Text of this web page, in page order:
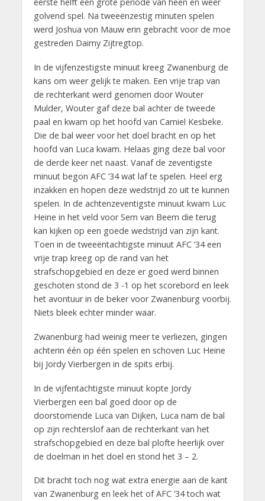
golvend spel. Na tweeënzestig minuten spelen
werd Joshua von Mauw erin gebracht voor de moe
gestreden Daimy Zijtregtop.
In de vijfenzestigste minuut kreeg Zwanenburg de
kans om weer gelijk te maken. Een vrije trap van
de rechterkant werd genomen door Wouter
Mulder, Wouter gaf deze bal achter de tweede
paal en kwam op het hoofd van Camiel Kesbeke.
Die de bal weer voor het doel bracht en op het
hoofd van Luca kwam. Helaas ging deze bal voor
de derde keer net naast. Vanaf de zeventigste
minuut begon AFC ’34 wat laf te spelen. Heel erg
inzakken en hopen deze wedstrijd zo uit te kunnen
spelen. In de achtenzeventigste minuut kwam Luc
Heine in het veld voor Sem van Beem die terug
kan kijken op een goede wedstrijd van zijn kant.
Toen in de tweeëntachtigste minuut AFC ’34 een
vrije trap kreeg op de rand van het
strafschopgebied en deze er goed werd binnen
geschoten stond de 3 -1 op het scorebord en leek
het avontuur in de beker voor Zwanenburg voorbij.
Niets bleek echter minder waar.
Zwanenburg had weinig meer te verliezen, gingen
achterin één op één spelen en schoven Luc Heine
bij Jordy Vierbergen in de spits erbij.
In de vijfentachtigste minuut kopte Jordy
Vierbergen een bal goed door op de
doorstomende Luca van Dijken, Luca nam de bal
op zijn rechterslof aan de rechterkant van het
strafschopgebied en deze bal plofte heerlijk over
de doelman in het doel en stond het 3 – 2.
Dit bracht toch nog wat extra energie aan de kant
van Zwanenburg en leek het of AFC ’34 toch wat